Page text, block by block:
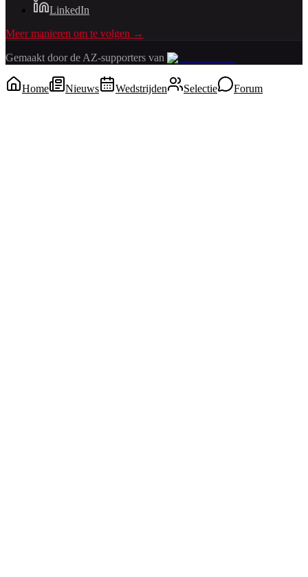
LinkedIn
Meer manieren om te volgen →
Gemaakt door de AZ-supporters van
Home Nieuws Wedstrijden Selectie Forum